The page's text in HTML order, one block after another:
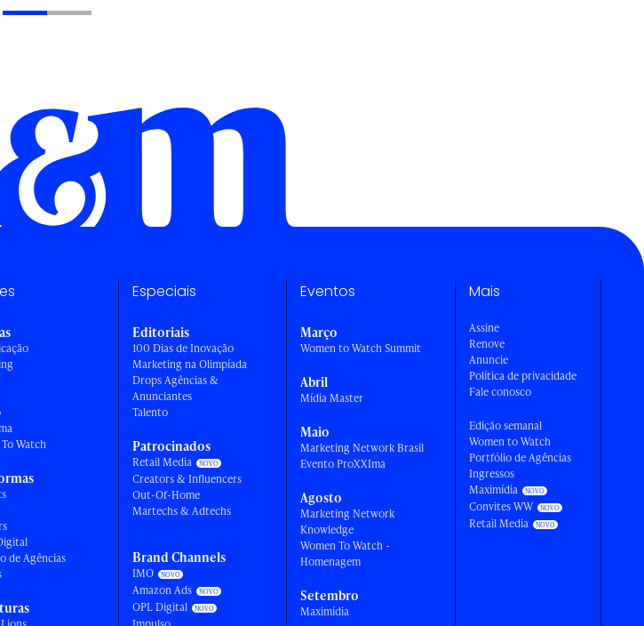
Watch
de Agências
Especiais
Editoriais
100 Dias de Inovação
Marketing na Olimpíada
Drops Agências &
Anunciantes
Talento
Patrocinados
Retail Media
Creators & Influencers
Out-Of-Home
Martechs & Adtechs
Brand Channels
IMO
Amazon Ads
OPL Digital
Eventos
Março
Women to Watch Summit
Abril
Mídia Master
Maio
Marketing Network Brasil
Evento ProXXIma
Agosto
Marketing Network
Knowledge
Women To Watch -
Homenagem
Setembro
Maximídia
Mais
Assine
Renove
Anuncie
Política de privacidade
Fale conosco
Edição semanal
Women to Watch
Portfólio de Agências
Ingressos
Maximídia
Convites WW
Retail Media